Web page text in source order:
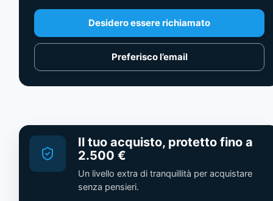
Desidero essere richiamato
Preferisco l’email
Il tuo acquisto, protetto fino a
2.500 €
Un livello extra di tranquillità per acquistare
senza pensieri.